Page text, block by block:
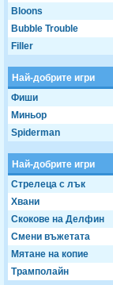
Bloons
Bubble Trouble
Filler
Най-добрите игри
Фиши
Миньор
Spiderman
Най-добрите игри
Стрелеца с лък
Хвани
Скокове на Делфин
Смени въжетата
Мятане на копие
Трамполайн